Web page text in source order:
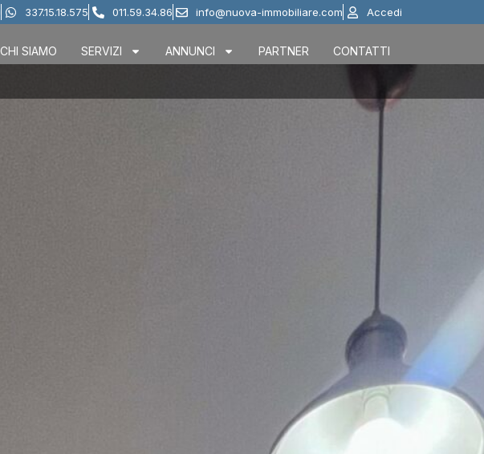
337.15.18.575 011.59.34.86 info@nuova-immobiliare.com Accedi
CHI SIAMO SERVIZI ANNUNCI PARTNER CONTATTI